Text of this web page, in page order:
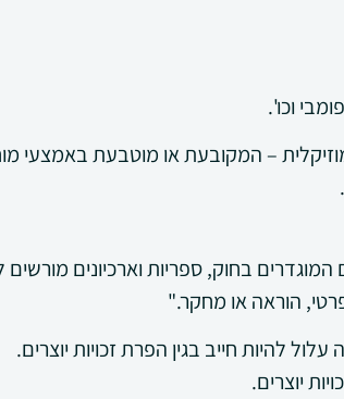
וכו'.
– המקובעת או מוטבעת באמצעי
בחוק, ספריות וארכיונים
הוראה או מחקר."
להיות חייב בגין הפרת זכויות יוצרים.
יוצרים.